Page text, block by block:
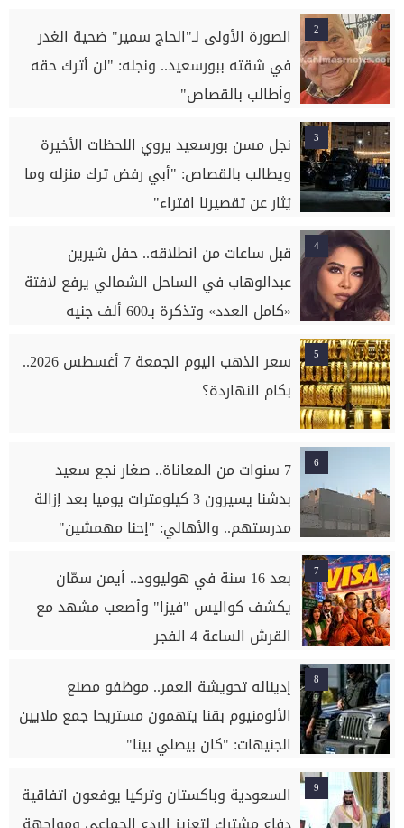
2
الصورة الأولى لـ"الحاج سمير" ضحية الغدر
في شقته ببورسعيد.. ونجله: "لن أترك حقه
وأطالب بالقصاص"
3
نجل مسن بورسعيد يروي اللحظات الأخيرة
ويطالب بالقصاص: "أبي رفض ترك منزله وما
يُثار عن تقصيرنا افتراء"
4
قبل ساعات من انطلاقه.. حفل شيرين
عبدالوهاب في الساحل الشمالي يرفع لافتة
«كامل العدد» وتذكرة بـ600 ألف جنيه
5
سعر الذهب اليوم الجمعة 7 أغسطس 2026..
بكام النهاردة؟
6
7 سنوات من المعاناة.. صغار نجع سعيد
بدشنا يسيرون 3 كيلومترات يوميا بعد إزالة
مدرستهم.. والأهالي: "إحنا مهمشين"
7
بعد 16 سنة في هوليوود.. أيمن سمّان
يكشف كواليس "فيزا" وأصعب مشهد مع
القرش الساعة 4 الفجر
8
إديناله تحويشة العمر.. موظفو مصنع
الألومنيوم بقنا يتهمون مستريحا جمع ملايين
الجنيهات: "كان بيصلي بينا"
9
السعودية وباكستان وتركيا يوفعون اتفاقية